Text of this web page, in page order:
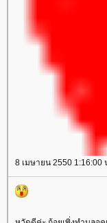
8 เมษายน 2550 1:16:00